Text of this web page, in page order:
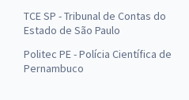
TCE SP - Tribunal de Contas do
Estado de São Paulo
Politec PE - Polícia Científica de
Pernambuco